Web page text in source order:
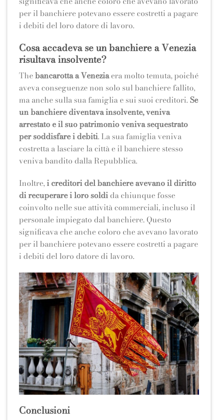
per il banchiere potevano essere costretti a pagare
i debiti del loro datore di lavoro.
Cosa accadeva se un banchiere a Venezia
risultava insolvente?
Thebancarotta a Veneziaera molto temuta, poiché
aveva conseguenze non solo sul banchiere fallito,
ma anche sulla sua famiglia e sui suoi creditori. Se
un banchiere diventava insolvente, veniva
arrestato e il suo patrimonio veniva sequestrato
per soddisfare i debiti. La sua famiglia veniva
costretta a lasciare la città e il banchiere stesso
veniva bandito dalla Repubblica.
Inoltre,i creditori del banchiere avevano il diritto
di recuperare i loro soldi da chiunque fosse
coinvolto nelle sue attività commerciali, incluso il
personale impiegato dal banchiere. Questo
significava che anche coloro che avevano lavorato
per il banchiere potevano essere costretti a pagare
i debiti del loro datore di lavoro.
Conclusioni